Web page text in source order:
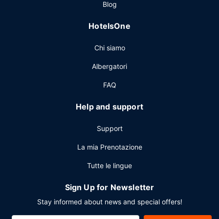
su ordinazione è servita nei giorni feriali dalle ore 07:00 alle
12:00, dietro pagamento di un supplemento.
check-in veloce e check-out veloce. Stai pianificando un
evento a Albany? Presso un hotel avrai a disposizione 2177
riunioni. Una navetta per l'aeroporto (andata e ritorno) è
disponibile gratuitamente 24 ore su 24.
Blog
HotelsOne
Chi siamo
Albergatori
FAQ
Help and support
Support
La mia Prenotazione
Tutte le lingue
Sign Up for Newsletter
Stay informed about news and special offers!